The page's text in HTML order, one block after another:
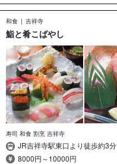
和食 吉祥寺
鮨と肴こばやし
寿司 和食 割烹 吉祥寺
JR吉祥寺駅東口より徒歩約3分
8000円～10000円